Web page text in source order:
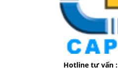
Hotline tư vấn :